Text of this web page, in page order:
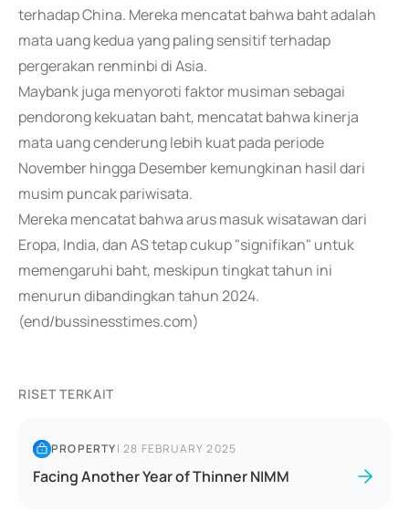
terhadap China. Mereka mencatat bahwa baht adalah
mata uang kedua yang paling sensitif terhadap
pergerakan renminbi di Asia.
Maybank juga menyoroti faktor musiman sebagai
pendorong kekuatan baht, mencatat bahwa kinerja
mata uang cenderung lebih kuat pada periode
November hingga Desember kemungkinan hasil dari
musim puncak pariwisata.
Mereka mencatat bahwa arus masuk wisatawan dari
Eropa, India, dan AS tetap cukup "signifikan" untuk
memengaruhi baht, meskipun tingkat tahun ini
menurun dibandingkan tahun 2024.
(end/bussinesstimes.com)
RISET TERKAIT
PROPERTY|28 FEBRUARY 2025
Facing Another Year of Thinner NIMM